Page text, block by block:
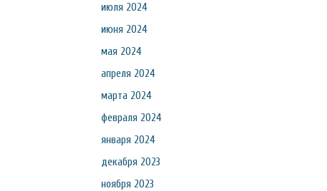
июля 2024
июня 2024
мая 2024
апреля 2024
марта 2024
февраля 2024
января 2024
декабря 2023
ноября 2023